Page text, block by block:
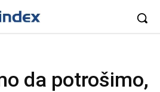
da potrošimo,